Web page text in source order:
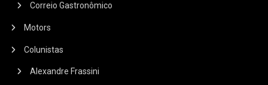
Correio Gastronômico
Motors
Colunistas
Alexandre Frassini